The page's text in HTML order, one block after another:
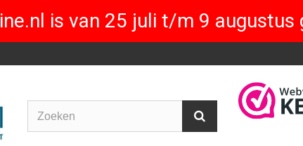
is van 25 juli t/m 9 augustus